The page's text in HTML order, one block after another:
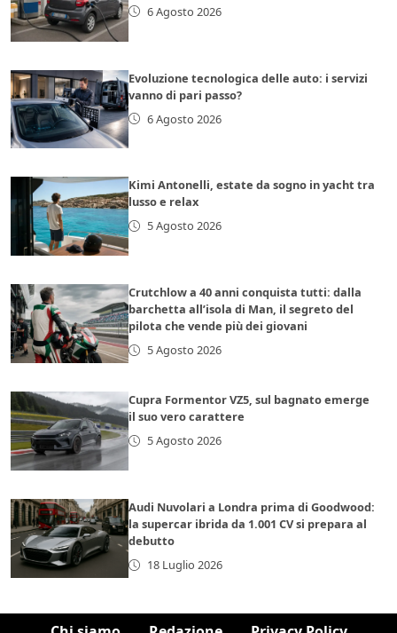
6 Agosto 2026
Evoluzione tecnologica delle auto: i servizi
vanno di pari passo?
6 Agosto 2026
Kimi Antonelli, estate da sogno in yacht tra
lusso e relax
5 Agosto 2026
Crutchlow a 40 anni conquista tutti: dalla
barchetta all’isola di Man, il segreto del
pilota che vende più dei giovani
5 Agosto 2026
Cupra Formentor VZ5, sul bagnato emerge
il suo vero carattere
5 Agosto 2026
Audi Nuvolari a Londra prima di Goodwood:
la supercar ibrida da 1.001 CV si prepara al
debutto
18 Luglio 2026